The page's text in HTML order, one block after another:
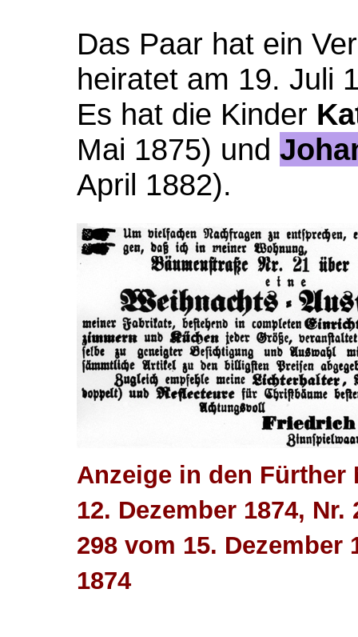
Das Paar hat ein
heiratet am 19. Juli
Es hat die Kinder
Mai 1875) und
April 1882).
Anzeige in den Fürther
12. Dezember 1874,
298 vom 15. Dezember
1874